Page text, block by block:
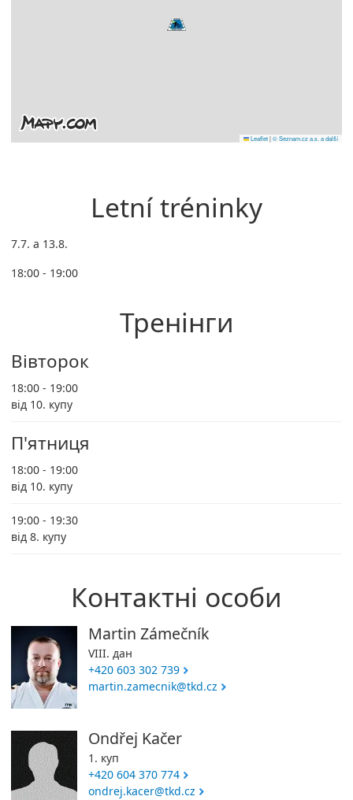
Leaflet|© Seznam.cz a.s. a další
Letní tréninky
7.7. a 13.8.
18:00 - 19:00
Тренінги
Вівторок
18:00 - 19:00
від 10. купу
П'ятниця
18:00 - 19:00
від 10. купу
19:00 - 19:30
від 8. купу
Контактні особи
Martin Zámečník
VIII. дан
+420 603 302 739
martin.zamecnik@tkd.cz
Ondřej Kačer
1. куп
+420 604 370 774
ondrej.kacer@tkd.cz